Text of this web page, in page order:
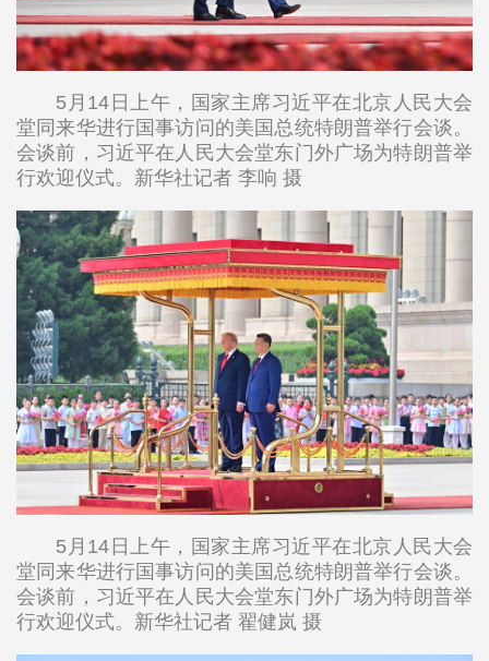
5月14日上午，国家主席习近平在北京人民大会
堂同来华进行国事访问的美国总统特朗普举行会谈。
会谈前，习近平在人民大会堂东门外广场为特朗普举
行欢迎仪式。新华社记者 李响 摄
5月14日上午，国家主席习近平在北京人民大会
堂同来华进行国事访问的美国总统特朗普举行会谈。
会谈前，习近平在人民大会堂东门外广场为特朗普举
行欢迎仪式。新华社记者 翟健岚 摄